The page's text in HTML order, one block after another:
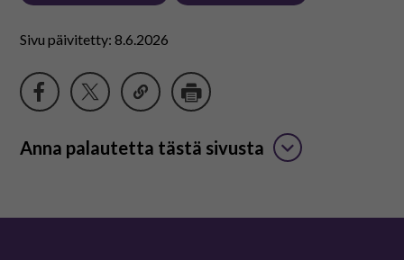
Sivu päivitetty: 8.6.2026
Anna palautetta tästä sivusta